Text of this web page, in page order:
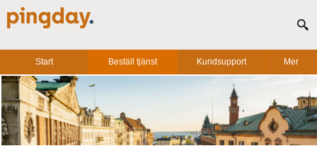
Start Beställ tjänst Kundsupport Mer